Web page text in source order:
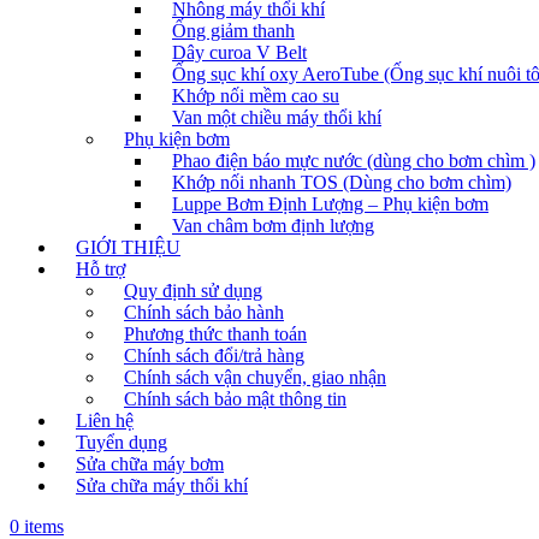
Nhông máy thổi khí
Ống giảm thanh
Dây curoa V Belt
Ống sục khí oxy AeroTube (Ống sục khí nuôi
Khớp nối mềm cao su
Van một chiều máy thổi khí
Phụ kiện bơm
Phao điện báo mực nước (dùng cho bơm chìm )
Khớp nối nhanh TOS (Dùng cho bơm chìm)
Luppe Bơm Định Lượng – Phụ kiện bơm
Van châm bơm định lượng
GIỚI THIỆU
Hỗ trợ
Quy định sử dụng
Chính sách bảo hành
Phương thức thanh toán
Chính sách đổi/trả hàng
Chính sách vận chuyển, giao nhận
Chính sách bảo mật thông tin
Liên hệ
Tuyển dụng
Sửa chữa máy bơm
Sửa chữa máy thổi khí
0 items